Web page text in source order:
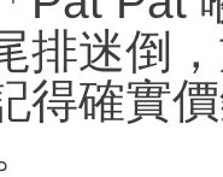
排迷倒
得確實